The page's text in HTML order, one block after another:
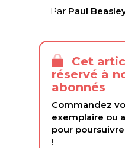
Par Paul
Cet
réservé à
abonnés
Commandez
exemplaire ou
pour
!